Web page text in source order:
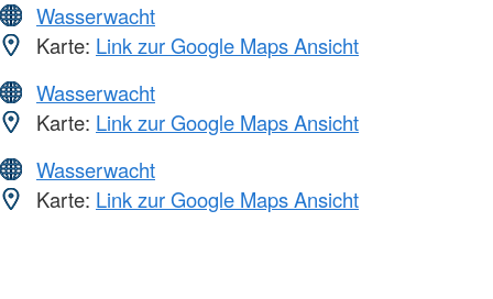
Wasserwacht
Karte: Link zur Google Maps Ansicht
Wasserwacht
Karte: Link zur Google Maps Ansicht
Wasserwacht
Karte: Link zur Google Maps Ansicht